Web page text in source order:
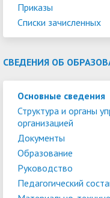
Приказы
Списки зачисленных
СВЕДЕНИЯ ОБ
Основные сведения
Структура и органы
организацией
Документы
Образование
Руководство
Педагогический